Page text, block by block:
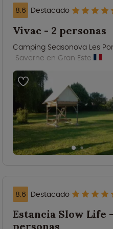
8.6 Destacado
Vivac - 2 personas
Camping Seasonova Les
Saverne en Gran Este
8.6 Destacado
Estancia Slow Life
personas